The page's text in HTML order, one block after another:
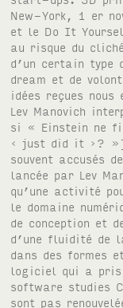
New-York, 1 er
et le Do It
au risque du
d’un certain type
dream et de
idées reçues
Lev Manovich
si « Einstein ne
‹ just did it ›? »]
souvent accusés
lancée par Lev
qu’une activité
le domaine
de conception et
d’une fluidité de
dans des formes
logiciel qui a pris
software studies
sont pas